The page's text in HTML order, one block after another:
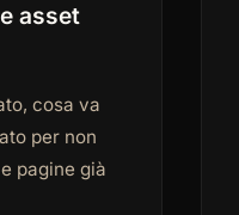
asset
cosa va
per non
pagine già